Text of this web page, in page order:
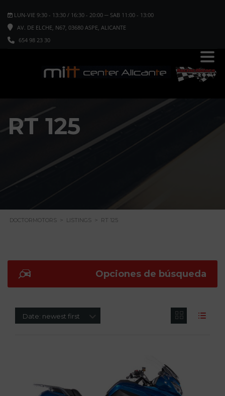
LUN-VIE 9:30 - 13:30 / 16:30 - 20:00 ─ SAB 11:00 - 13:00
AV. DE ELCHE, N67, 03680 ASPE, ALICANTE
654 98 23 30
RT 125
DOCTORMOTORS > LISTINGS > RT 125
Opciones de búsqueda
Date: newest first